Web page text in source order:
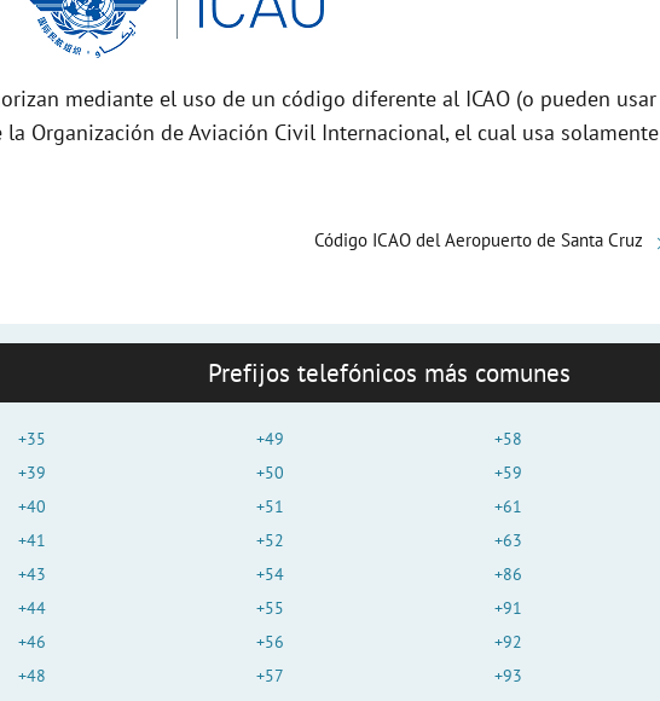
e
mediante el uso de un código diferente al ICAO (o pueden usar
la Organización de Aviación Civil Internacional, el cual usa solamente
Código ICAO del Aeropuerto de Santa Cruz
Prefijos telefónicos más comunes
+35
+39
+40
+41
+43
+44
+46
+48
+49
+50
+51
+52
+54
+55
+56
+57
+58
+59
+61
+63
+86
+91
+92
+93